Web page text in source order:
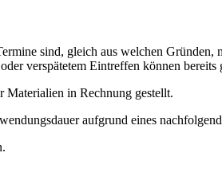
sind, gleich aus welchen
verspätetem Eintreffen können
Materialien in Rechnung gestellt.
aufgrund eines